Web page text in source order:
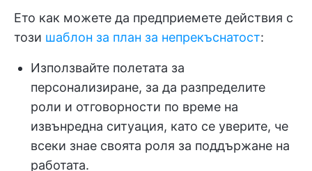
Ето как можете да предприемете действия с
този шаблон за план за непрекъснатост:
Използвайте полетата за
персонализиране, за да разпределите
роли и отговорности по време на
извънредна ситуация, като се уверите, че
всеки знае своята роля за поддържане на
работата.